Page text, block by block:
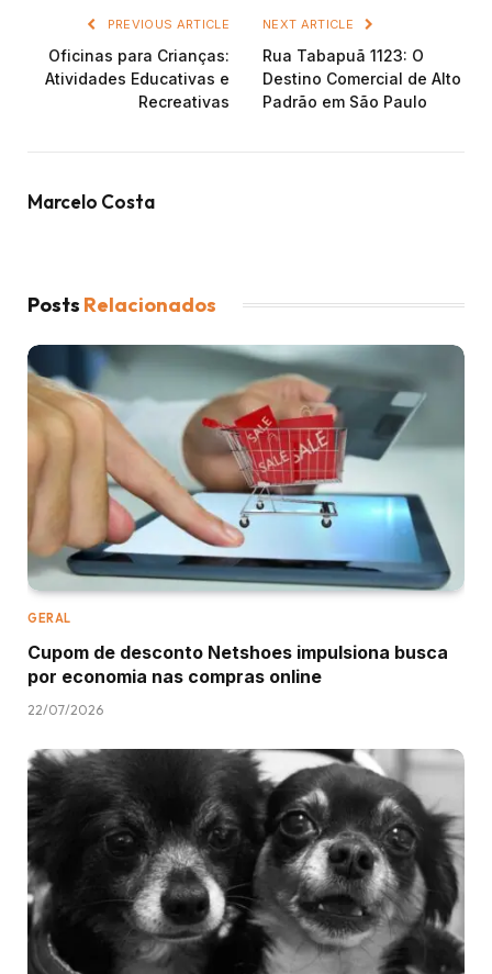
PREVIOUS ARTICLE
Oficinas para Crianças:
Atividades Educativas e
Recreativas
NEXT ARTICLE
Rua Tabapuã 1123: O
Destino Comercial de Alto
Padrão em São Paulo
Marcelo Costa
Posts Relacionados
GERAL
Cupom de desconto Netshoes impulsiona busca
por economia nas compras online
22/07/2026